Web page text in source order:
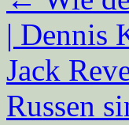
| Dennis
Jack
Russen